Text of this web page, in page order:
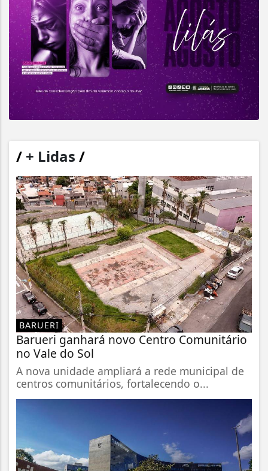
/ + Lidas /
BARUERI
Barueri ganhará novo Centro Comunitário
no Vale do Sol
A nova unidade ampliará a rede municipal de
centros comunitários, fortalecendo o...